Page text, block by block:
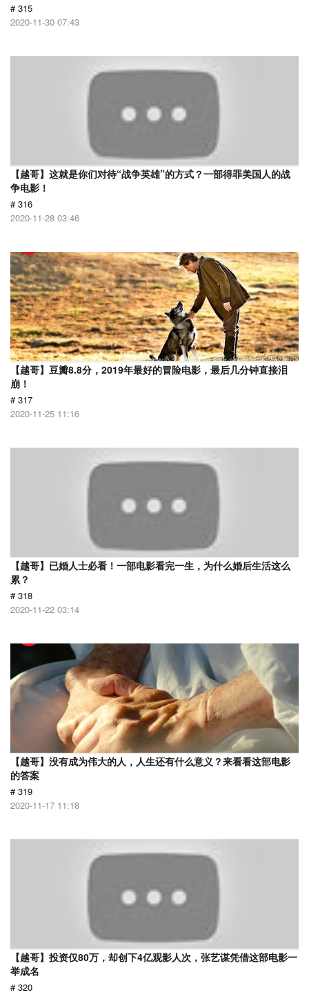
# 315
2020-11-30 07:43
【越哥】这就是你们对待“战争英雄”的方式？一部得罪美国人的战
争电影！
# 316
2020-11-28 03:46
【越哥】豆瓣8.8分，2019年最好的冒险电影，最后几分钟直接泪
崩！
# 317
2020-11-25 11:16
【越哥】已婚人士必看！一部电影看完一生，为什么婚后生活这么
累？
# 318
2020-11-22 03:14
【越哥】没有成为伟大的人，人生还有什么意义？来看看这部电影
的答案
# 319
2020-11-17 11:18
【越哥】投资仅80万，却创下4亿观影人次，张艺谋凭借这部电影一
举成名
# 320